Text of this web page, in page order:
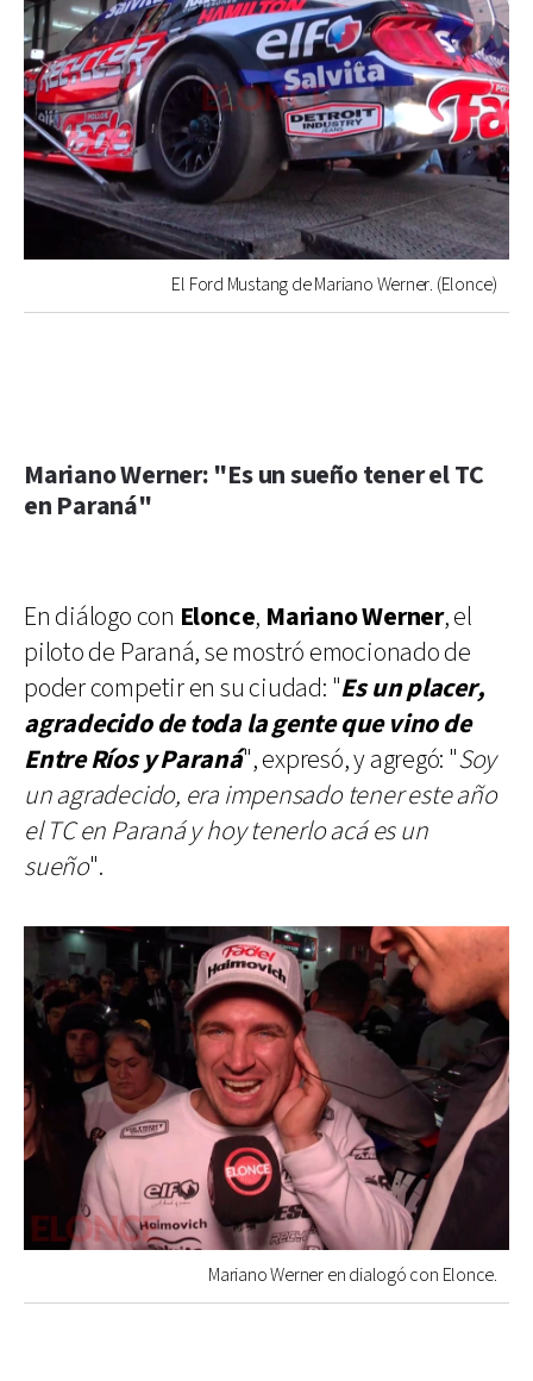
El Ford Mustang de Mariano Werner. (Elonce)
Mariano Werner: "Es un sueño tener el TC
en Paraná"
En diálogo con Elonce, Mariano Werner, el
piloto de Paraná, se mostró emocionado de
poder competir en su ciudad: "Es un placer,
agradecido de toda la gente que vino de
Entre Ríos y Paraná", expresó, y agregó: "Soy
un agradecido, era impensado tener este año
el TC en Paraná y hoy tenerlo acá es un
sueño".
Mariano Werner en dialogó con Elonce.